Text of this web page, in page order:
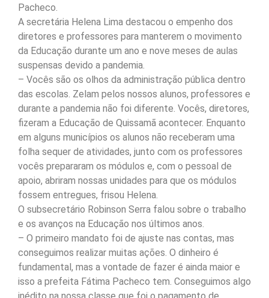
Pacheco.
A secretária Helena Lima destacou o empenho dos
diretores e professores para manterem o movimento
da Educação durante um ano e nove meses de aulas
suspensas devido a pandemia.
– Vocês são os olhos da administração pública dentro
das escolas. Zelam pelos nossos alunos, professores e
durante a pandemia não foi diferente. Vocês, diretores,
fizeram a Educação de Quissamã acontecer. Enquanto
em alguns municípios os alunos não receberam uma
folha sequer de atividades, junto com os professores
vocês prepararam os módulos e, com o pessoal de
apoio, abriram nossas unidades para que os módulos
fossem entregues, frisou Helena.
O subsecretário Robinson Serra falou sobre o trabalho
e os avanços na Educação nos últimos anos.
– O primeiro mandato foi de ajuste nas contas, mas
conseguimos realizar muitas ações. O dinheiro é
fundamental, mas a vontade de fazer é ainda maior e
isso a prefeita Fátima Pacheco tem. Conseguimos algo